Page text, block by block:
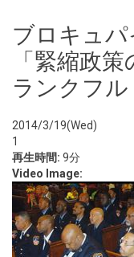
ブロキュ
「緊縮政
ランクフ
2014/3/19(Wed)
1
再生時間: 9分
Video Image: